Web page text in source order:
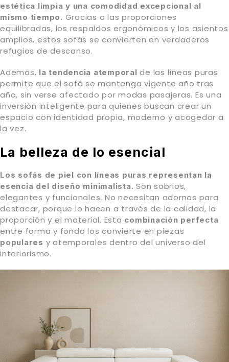
estética limpia y una comodidad excepcional al
mismo tiempo. Gracias a las proporciones
equilibradas, los respaldos ergonómicos y los asientos
amplios, estos sofás se convierten en verdaderos
refugios de descanso.
Además, la tendencia atemporal de las líneas puras
permite que el sofá se mantenga vigente año tras
año, sin verse afectado por modas pasajeras. Es una
inversión inteligente para quienes buscan crear un
espacio con identidad propia, moderno y acogedor a
la vez.
La belleza de lo esencial
Los sofás de piel con líneas puras representan la
esencia del diseño minimalista. Son sobrios,
elegantes y funcionales. No necesitan adornos para
destacar, porque lo hacen a través de la calidad, la
proporción y el material. Esta combinación perfecta
entre forma y fondo los convierte en piezas
populares y atemporales dentro del universo del
interiorismo.